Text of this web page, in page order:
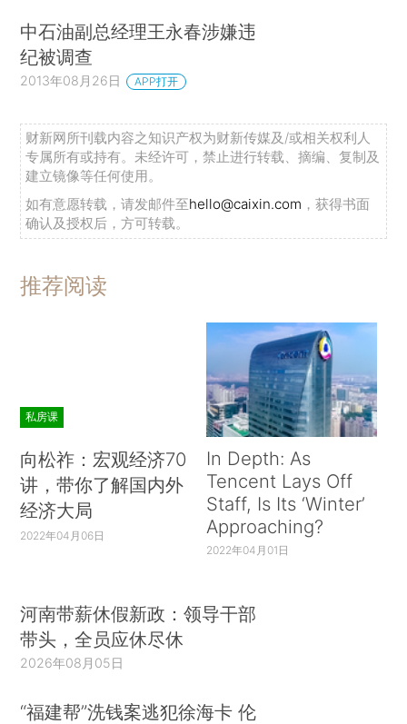
中石油副总经理王永春涉嫌违
纪被调查
2013年08月26日 APP打开
财新网所刊载内容之知识产权为财新传媒及/或相关权利人
专属所有或持有。未经许可，禁止进行转载、摘编、复制及
建立镜像等任何使用。
如有意愿转载，请发邮件至hello@caixin.com ，获得书面
确认及授权后，方可转载。
推荐阅读
私房课
向松祚：宏观经济70
讲，带你了解国内外
经济大局
2022年04月06日
In Depth: As
Tencent Lays Off
Staff, Is Its ‘Winter’
Approaching?
2022年04月01日
河南带薪休假新政：领导干部
带头，全员应休尽休
2026年08月05日
“福建帮”洗钱案逃犯徐海卡 伦